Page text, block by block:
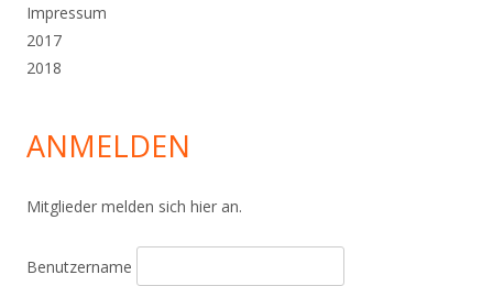
Impressum
2017
2018
ANMELDEN
Mitglieder melden sich hier an.
Benutzername